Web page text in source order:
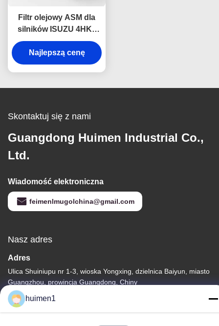
Filtr olejowy ASM dla
silników ISUZU 4HK1
4HF1 4HG1 8-97148268-
2
Najlepszą cenę
Skontaktuj się z nami
Guangdong Huimen Industrial Co.,
Ltd.
Wiadomość elektroniczna
feimenlmugolchina@gmail.com
Nasz adres
Adres
Ulica Shuiniupu nr 1-3, wioska Yongxing, dzielnica Baiyun, miasto
Guangzhou, prowincja Guangdong, Chiny
Tel.
86-18929562701
huimen1